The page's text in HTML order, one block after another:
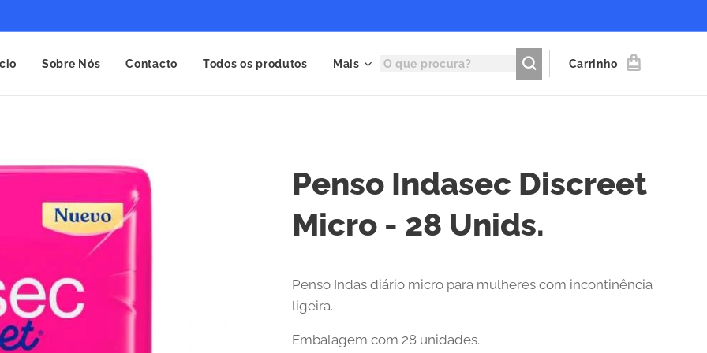
Sobre Nós Contacto Todos os produtos Mais Carrinho
Penso Indasec Discreet
Micro - 28 Unids.
Penso Indas diário micro para mulheres com incontinência
ligeira.
Embalagem com 28 unidades.